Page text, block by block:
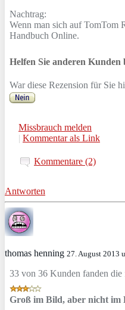
Nachtrag:
Wenn man sich auf TomTom
Handbuch Online.
Helfen Sie anderen Kunden
War diese Rezension für Sie
Missbrauch melden
| Kommentar als Link
Kommentare (2)
Antworten
thomas henning 27. August 2013
33 von 36 Kunden fanden
Groß im Bild, aber nicht im